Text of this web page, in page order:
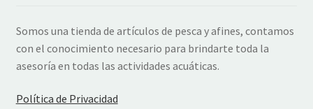
Somos una tienda de artículos de pesca y afines, contamos
con el conocimiento necesario para brindarte toda la
asesoría en todas las actividades acuáticas.
Política de Privacidad